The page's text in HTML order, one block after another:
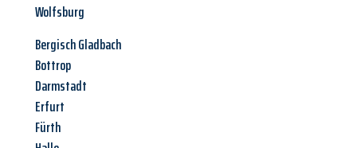
Wolfsburg
Bergisch Gladbach
Bottrop
Darmstadt
Erfurt
Fürth